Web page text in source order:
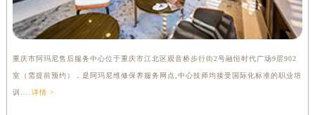
重庆市阿玛尼售后服务中心位于重庆市江北区观音桥步行街2号融恒时代广场9层902
室（需提前预约），是阿玛尼维修保养服务网点,中心技师均接受国际化标准的职业培
训.... 详情 >